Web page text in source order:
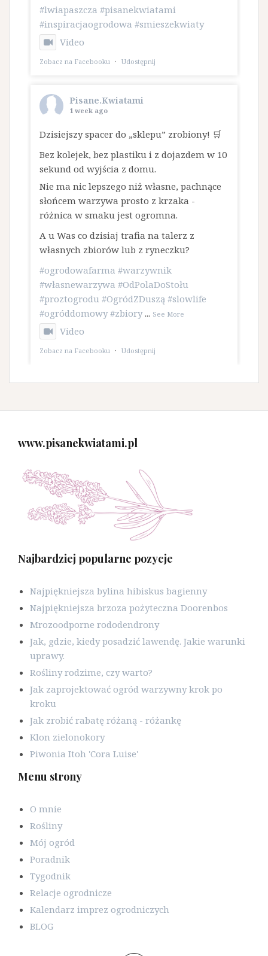
#lwiapaszcza #pisanekwiatami
#inspiracjaogrodowa #smieszekwiaty
Video
Zobacz na Facebooku · Udostępnij
Pisane.Kwiatami
1 week ago
Dzisiejszy spacer do „sklepu” zrobiony! 🛒
Bez kolejek, bez plastiku i z dojazdem w 10
sekund od wyjścia z domu.
​Nie ma nic lepszego niż własne, pachnące
słońcem warzywa prosto z krzaka -
różnica w smaku jest ogromna.
A u Was co dzisiaj trafia na talerz z
własnych zbiorów lub z ryneczku?
#ogrodowafarma #warzywnik
#własnewarzywa #OdPolaDoStołu
#proztogrodu #OgródZDuszą #slowlife
#ogróddomowy #zbiory ... See More
Video
Zobacz na Facebooku · Udostępnij
www.pisanekwiatami.pl
Najbardziej popularne pozycje
Najpiękniejsza bylina hibiskus bagienny
Najpiękniejsza brzoza pożyteczna Doorenbos
Mrozoodporne rododendrony
Jak, gdzie, kiedy posadzić lawendę. Jakie warunki
uprawy.
Rośliny rodzime, czy warto?
Jak zaprojektować ogród warzywny krok po
kroku
Jak zrobić rabatę różaną - różankę
Klon zielonokory
Piwonia Itoh 'Cora Luise'
Menu strony
O mnie
Rośliny
Mój ogród
Poradnik
Tygodnik
Relacje ogrodnicze
Kalendarz imprez ogrodniczych
BLOG